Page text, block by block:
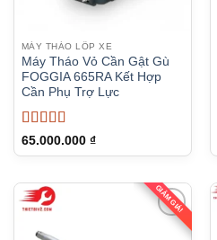
MÁY THÁO LỐP XE
Máy Tháo Vỏ Cần Gật Gù
FOGGIA 665RA Kết Hợp
Cần Phụ Trợ Lực
Được xếp
hạng55 sao
65.000.000 ₫
GIẢM GIÁ!